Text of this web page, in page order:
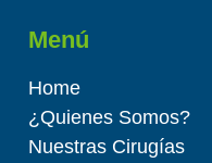
Menú
Home
¿Quienes Somos?
Nuestras Cirugías